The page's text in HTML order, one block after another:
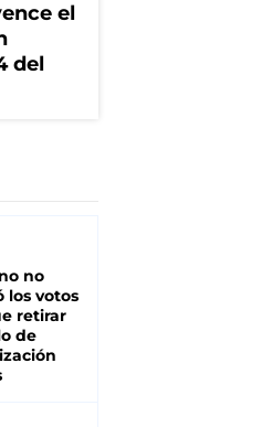
el
del
no
los votos
retirar
de